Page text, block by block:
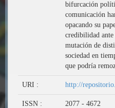
bifurcación
comunicación
opacando su
credibilidad ante
mutación de
sociedad en
que podría
URI : http://
ISSN : 2077 - 4672